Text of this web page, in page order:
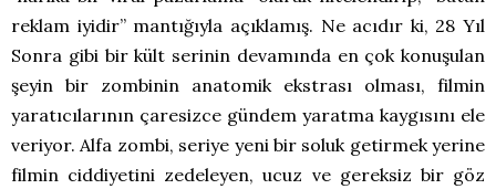
reklam iyidir” mantığıyla açıklamış. Ne acıdır ki, 28 Yıl
Sonra gibi bir kült serinin devamında en çok konuşulan
şeyin bir zombinin anatomik ekstrası olması, filmin
yaratıcılarının çaresizce gündem yaratma kaygısını ele
veriyor. Alfa zombi, seriye yeni bir soluk getirmek yerine
filmin ciddiyetini zedeleyen, ucuz ve gereksiz bir göz